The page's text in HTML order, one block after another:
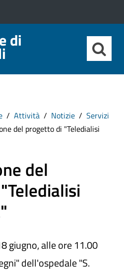
di
Attività Notizie
Servizi
del progetto di "Teledialisi
del
giugno, alle ore 11.00
dell'ospedale "S.